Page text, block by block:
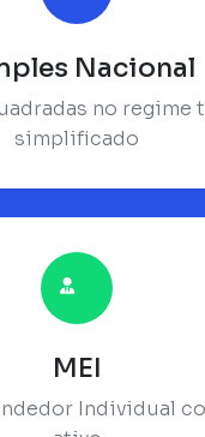
Nacional
no
simplificado
MEI
Individual